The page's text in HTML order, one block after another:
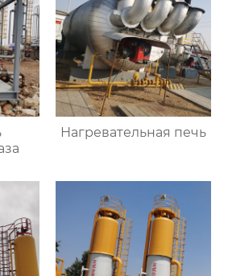
Нагревательная печь